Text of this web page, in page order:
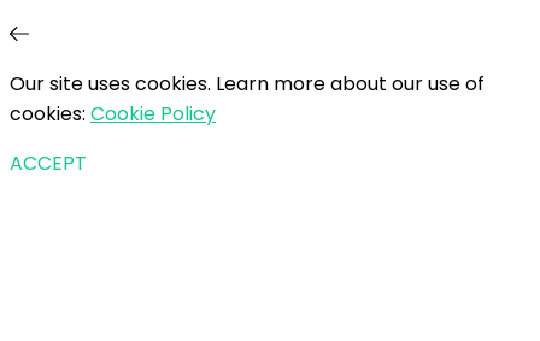
Our site uses cookies. Learn more about our use of
cookies: Cookie Policy
ACCEPT